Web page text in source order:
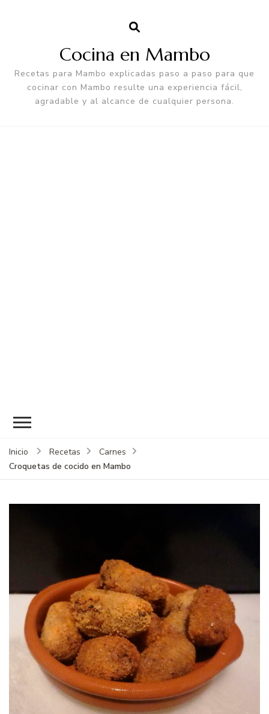
Cocina en Mambo
Recetas para Mambo explicadas paso a paso para que
cocinar con Mambo resulte una experiencia fácil,
agradable y al alcance de cualquier persona.
Inicio Recetas
Carnes
Croquetas de cocido en Mambo